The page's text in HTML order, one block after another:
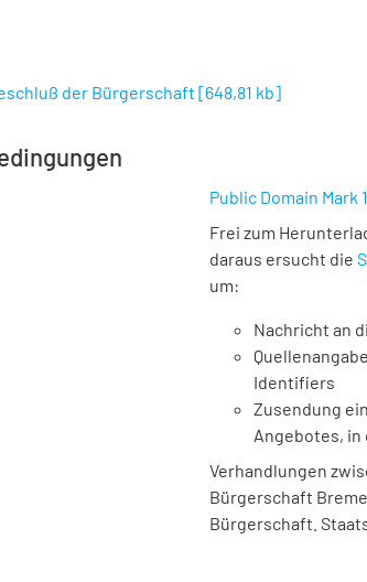
der Bürgerschaft [648,81 kb]
Public Domain Mark
Frei zum
daraus ersucht die
um:
Nachricht an
Identifiers
Zusendung
Angebotes, in
Verhandlungen
Bürgerschaft
Bürgerschaft.